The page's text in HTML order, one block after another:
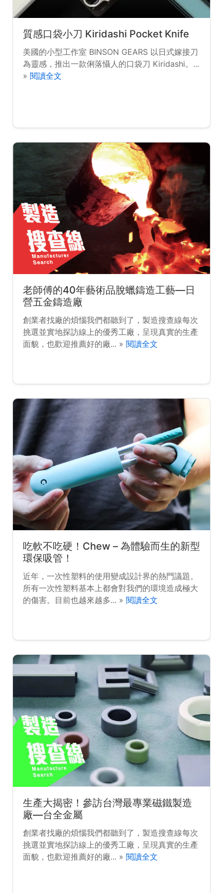
質感口袋小刀 Kiridashi Pocket Knife
美國的小型工作室 BINSON GEARS 以日式嫁接刀
為靈感，推出一款俐落懾人的口袋刀 Kiridashi。...
» 閱讀全文
老師傅的40年藝術品脫蠟鑄造工藝—日
營五金鑄造廠
創業者找廠的煩惱我們都聽到了，製造搜查線每次
挑選並實地探訪線上的優秀工廠，呈現真實的生產
面貌，也歡迎推薦好的廠... » 閱讀全文
吃軟不吃硬！Chew – 為體驗而生的新型
環保吸管！
近年，一次性塑料的使用變成設計界的熱門議題。
所有一次性塑料基本上都會對我們的環境造成極大
的傷害。目前也越來越多... » 閱讀全文
生產大揭密！參訪台灣最專業磁鐵製造
廠—台全金屬
創業者找廠的煩惱我們都聽到了，製造搜查線每次
挑選並實地探訪線上的優秀工廠，呈現真實的生產
面貌，也歡迎推薦好的廠... » 閱讀全文